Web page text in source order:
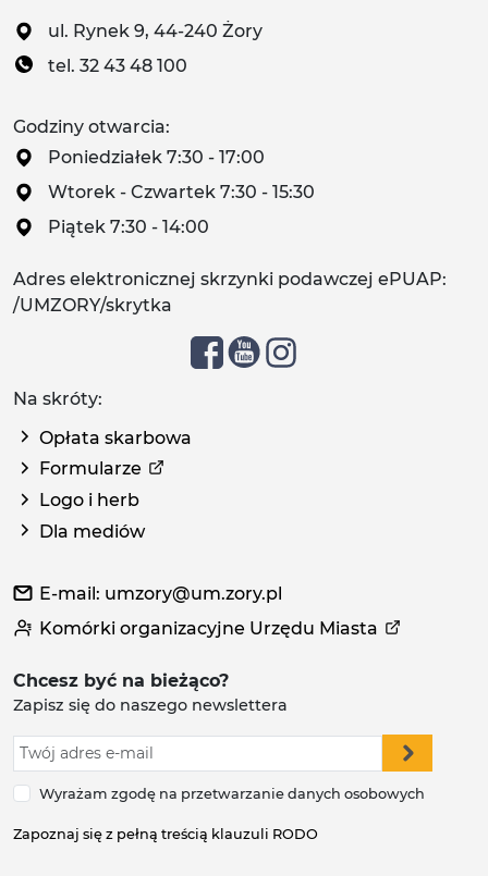
ul. Rynek 9, 44-240 Żory
tel. 32 43 48 100
Godziny otwarcia:
Poniedziałek 7:30 - 17:00
Wtorek - Czwartek 7:30 - 15:30
Piątek 7:30 - 14:00
Adres elektronicznej skrzynki podawczej ePUAP:
/UMZORY/skrytka
Na skróty:
Opłata skarbowa
Formularze
Logo i herb
Dla mediów
E-mail: umzory@um.zory.pl
Komórki organizacyjne Urzędu Miasta
Chcesz być na bieżąco?
Zapisz się do naszego newslettera
Wyrażam zgodę na przetwarzanie danych osobowych
Zapoznaj się z pełną treścią klauzuli RODO